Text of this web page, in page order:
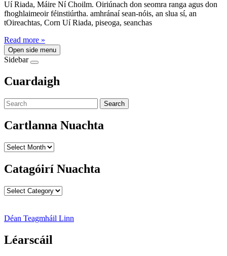
Uí Riada, Máire Ní Choilm. Oiriúnach don seomra ranga agus don
fhoghlaimeoir féinstiúrtha. amhránaí sean-nóis, an slua sí, an
tOireachtas, Corn Uí Riada, piseoga, seanchas
Read more »
Open side menu
Sidebar
Cuardaigh
Search
Cartlanna Nuachta
Cartlanna
Catagóirí Nuachta
Catagóirí
Déan Teagmháil Linn
Léarscáil